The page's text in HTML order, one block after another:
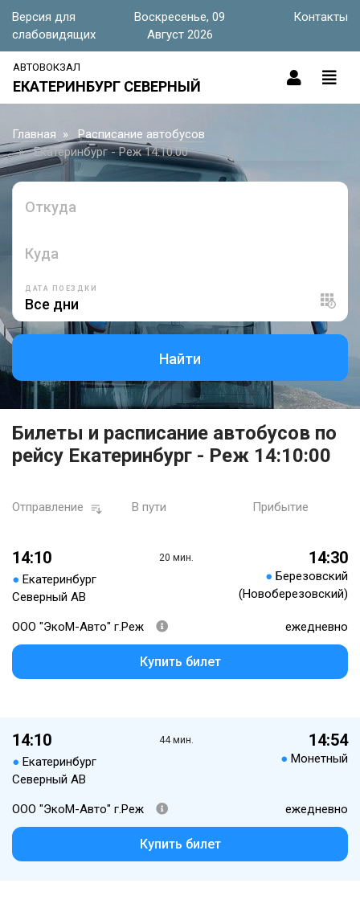
Версия для
слабовидящих
Воскресенье, 09
Август 2026
Контакты
АВТОВОКЗАЛ
ЕКАТЕРИНБУРГ СЕВЕРНЫЙ
Главная
Расписание автобусов
Екатеринбург - Реж 14:10:00
Откуда
Куда
ДАТА ПОЕЗДКИ
Найти
Билеты и расписание автобусов по
рейсу Екатеринбург - Реж 14:10:00
Отправление В пути Прибытие
14:10
● Екатеринбург
Северный АВ
20 мин. 14:30
● Березовский
(Новоберезовский)
ООО "ЭкоМ-Авто" г.Реж ежедневно
Купить билет
14:10
● Екатеринбург
Северный АВ
44 мин. 14:54
● Монетный
ООО "ЭкоМ-Авто" г.Реж ежедневно
Купить билет